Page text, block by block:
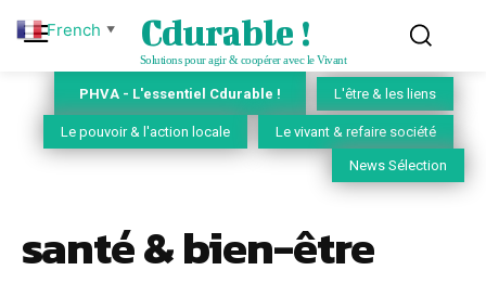
Cdurable !
Solutions pour agir & coopérer avec le Vivant
PHVA - L'essentiel Cdurable ! L'être & les liens
Le pouvoir & l'action locale Le vivant & refaire société
News Sélection
santé & bien-être
French ▼